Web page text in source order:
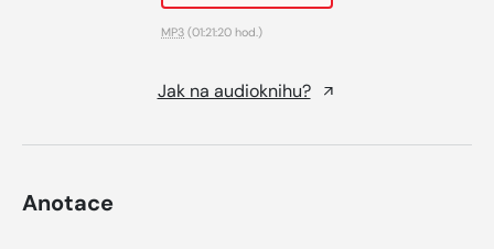
MP3 (01:21:20 hod.)
Jak na audioknihu?
Anotace